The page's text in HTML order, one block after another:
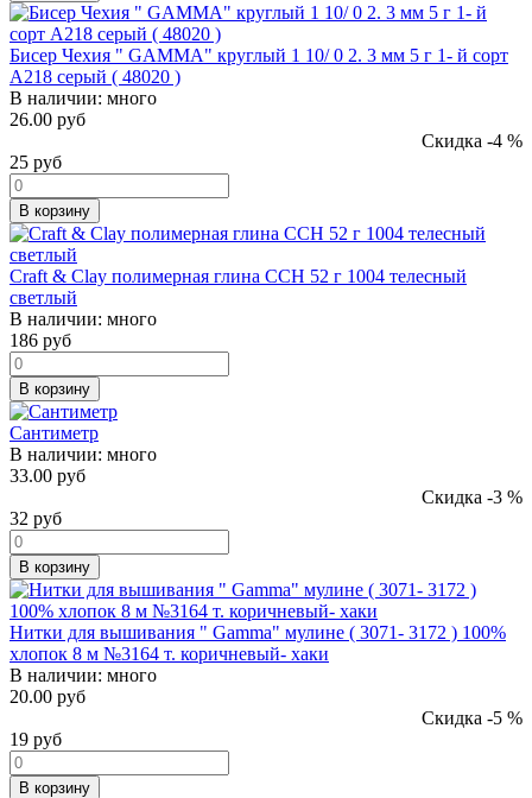
Бисер Чехия " GAMMA" круглый 1 10/ 0 2. 3 мм 5 г 1- й сорт
A218 серый ( 48020 )
В наличии: много
26.00 руб
Скидка -4 %
25 руб
В корзину
Craft & Clay полимерная глина CCH 52 г 1004 телесный
светлый
В наличии: много
186 руб
В корзину
Сантиметр
В наличии: много
33.00 руб
Скидка -3 %
32 руб
В корзину
Нитки для вышивания " Gamma" мулине ( 3071- 3172 ) 100%
хлопок 8 м №3164 т. коричневый- хаки
В наличии: много
20.00 руб
Скидка -5 %
19 руб
В корзину